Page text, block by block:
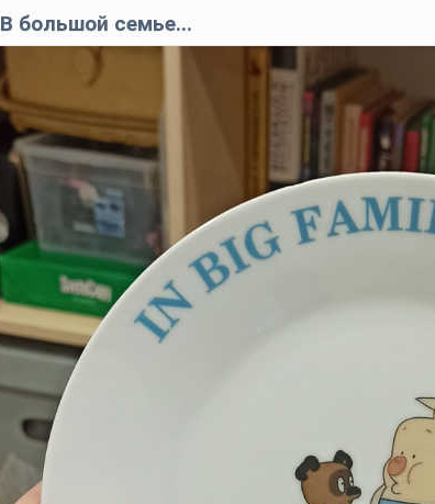
В большой семье...